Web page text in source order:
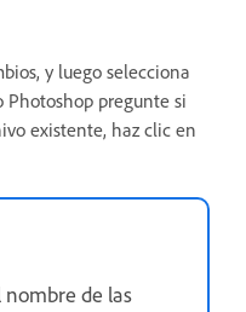
y luego selecciona
Photoshop pregunte si
existente, haz clic en
nombre de las